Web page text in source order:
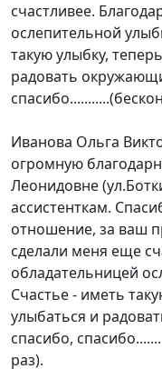
счастливее.
ослепительной
такую улыбку,
радовать
Иванова Ольга
огромную
Леонидовне
ассистенткам.
отношение, за ваш
сделали меня еще
обладательницей
Счастье - иметь
улыбаться и
спасибо,
раз).